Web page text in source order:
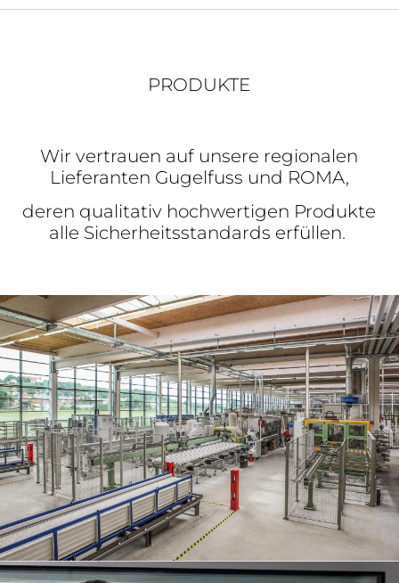
PRODUKTE
Wir vertrauen auf unsere regionalen
Lieferanten Gugelfuss und ROMA,
deren qualitativ hochwertigen Produkte
alle Sicherheitsstandards erfüllen.